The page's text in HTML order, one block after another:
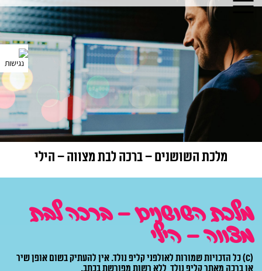
מלכת השושנים – ברכה לבת מצווה – הילי
מלכת השושנים – ברכה לבת
מצווה – הילי
(C) כל הזכויות שמורות לאולפני קליפ נולד.
אין להעתיק בשום אופן שיר